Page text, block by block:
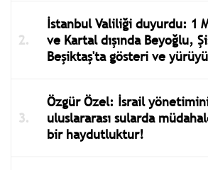
İstanbul Valiliği duyurdu: 1
ve Kartal dışında Beyoğlu,
Beşiktaş'ta gösteri ve
Özgür Özel: İsrail
uluslararası sularda
bir haydutluktur!